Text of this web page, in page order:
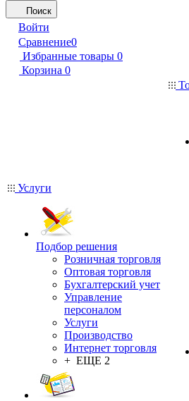
Поиск
Войти
Сравнение0
Избранные товары 0
Корзина 0
Услуги
Подбор решения
Розничная торговля
Оптовая торговля
Бухгалтерский учет
Управление
персоналом
Услуги
Производство
Интернет торговля
+ ЕЩЕ 2